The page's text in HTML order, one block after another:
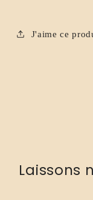
J'aime ce
Laissons